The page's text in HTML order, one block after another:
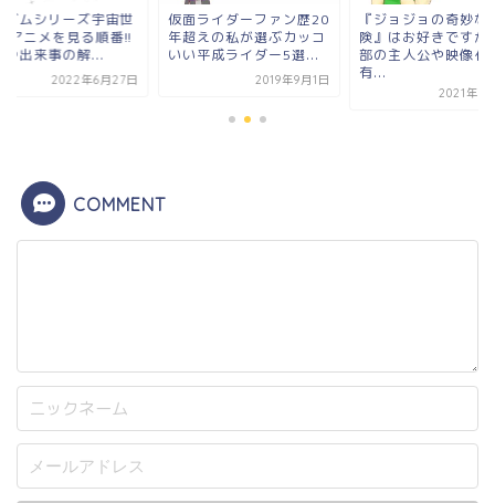
ライダーファン歴20
えの私が選ぶカッコ
平成ライダー5選...
2019年9月1日
『ジョジョの奇妙な冒
険』はお好きですか? 各
部の主人公や映像化の
ガンダムシリーズ宇
紀編 アニメを見る
年表や出来事の解...
COMMENT